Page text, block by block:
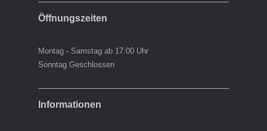
Öffnungszeiten
Montag - Samstag ab 17:00 Uhr
Sonntag Geschlossen
Informationen